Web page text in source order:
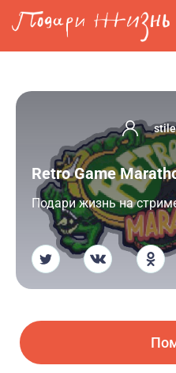
Перейти к основному
Retro Game
Подари жизнь на